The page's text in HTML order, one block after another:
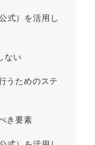
式）を活用し
ない
うためのステ
き要素